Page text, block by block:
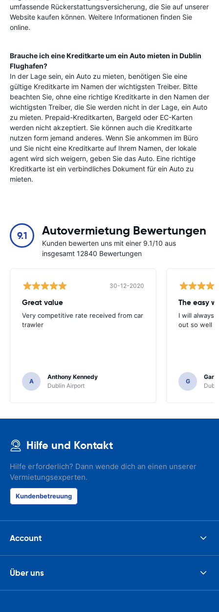
umfassende Rückerstattungsversicherung, die Sie auf unserer
Website kaufen können. Weitere Informationen finden Sie
online.
Brauche ich eine Kreditkarte um ein Auto mieten in Dublin
Flughafen?
In der Lage sein, ein Auto zu mieten, benötigen Sie eine
gültige Kreditkarte im Namen der wichtigsten Treiber. Bitte
beachten Sie, ohne eine richtige Kreditkarte in den Namen der
wichtigsten Treiber, die Sie werden nicht in der Lage, ein Auto
zu mieten. Prepaid-Kreditkarten, Bargeld oder EC-Karten
werden nicht akzeptiert. Sie können auch die Kreditkarte
nutzen form jemand anderes. Wenn Sie ankommen im Büro
und Sie nicht eine Kreditkarte auf Ihrem Namen, der lokale
agent wird sich weigern, geben Sie das Auto. Eine richtige
Kreditkarte ist ein verbindliches Dokument für ein Auto zu
mieten.
9.1 Autovermietung Bewertungen
Kunden bewerten uns mit einer 9.1/10 aus
insgesamt 12840 Bewertungen
30-12-2020
Great value
Very competitive rate received from car
trawler
A
Anthony Kennedy
Dublin Airport
I will always
out so well
G
Gary
Hilfe und Kontakt
Hilfe erforderlich? Dann wende dich an einen unserer
Vermietungsexperten.
Kundenbetreuung
Account
Über uns